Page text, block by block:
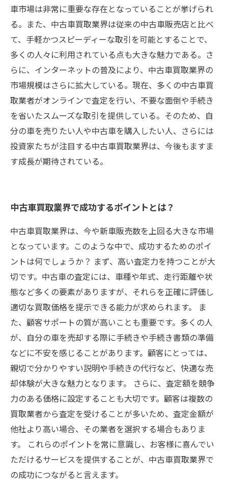
車市場は非常に重要な存在となっていることが挙げられ
る。また、中古車買取業界は従来の中古車販売店と比べ
て、手軽かつスピーディーな取引を可能とすることで、
多くの人々に利用されている点も大きな魅力である。さ
らに、インターネットの普及により、中古車買取業界の
市場規模はさらに拡大している。現在、多くの中古車買
取業者がオンラインで査定を行い、不要な面倒や手続き
を省いたスムーズな取引を提供している。そのため、自
分の車を売りたい人や中古車を購入したい人、さらには
投資家たちが注目する中古車買取業界は、今後もますま
す成長が期待されている。
中古車買取業界で成功するポイントとは？
中古車買取業界は、今や新車販売数を上回る大きな市場
となっています。このような中で、成功するためのポイ
ントは何でしょうか？ まず、高い査定力を持つことが大
切です。中古車の査定には、車種や年式、走行距離や状
態など多くの要素がありますが、それらを正確に評価し
適切な買取価格を提示できる能力が求められます。 ま
た、顧客サポートの質が高いことも重要です。多くの人
が、自分の車を売却する際に手続きや手続き書類の準備
などに不安を感じることがあります。顧客にとっては、
親切で分かりやすい説明や手続きの代行など、快適な売
却体験が大きな魅力となります。 さらに、査定額を競争
力のある価格に設定することも大切です。顧客は複数の
買取業者から査定を受けることが多いため、査定金額が
他社より高い場合、その業者を選択する場合もありま
す。 これらのポイントを常に意識し、お客様に喜んでい
ただけるサービスを提供することが、中古車買取業界で
の成功につながると言えます。